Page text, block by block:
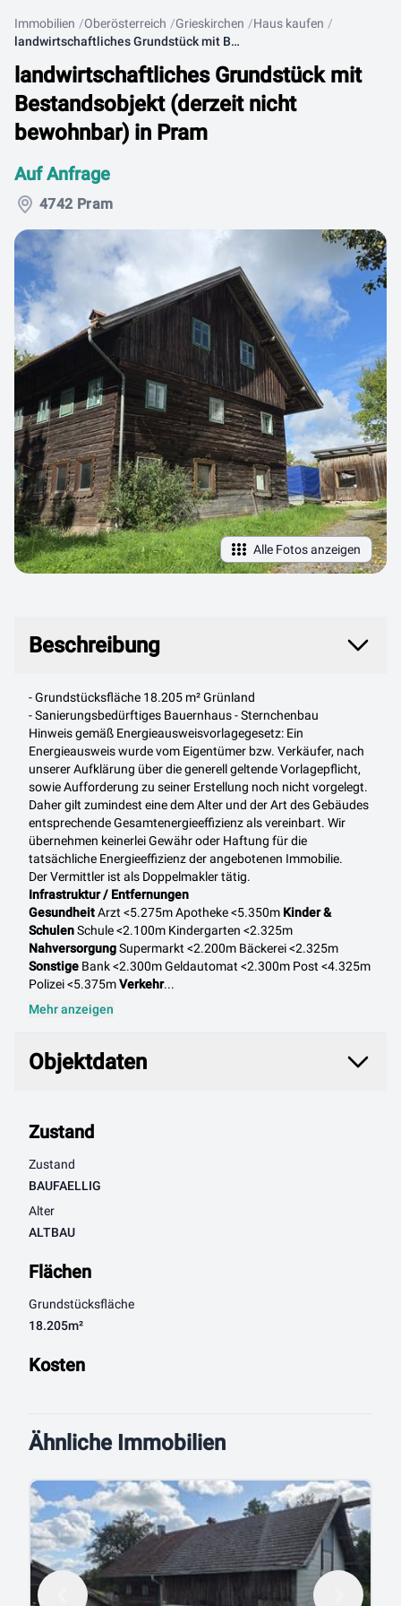
Immobilien Oberösterreich Grieskirchen
Haus kaufen
landwirtschaftliches Grundstück mit Bestandsobjekt (derzeit nicht bewohnbar) in Pram
landwirtschaftliches Grundstück mit
Bestandsobjekt (derzeit nicht
bewohnbar) in Pram
Auf Anfrage
4742 Pram
Alle Fotos anzeigen
Beschreibung
- Grundstücksfläche 18.205 m² Grünland
- Sanierungsbedürftiges Bauernhaus - Sternchenbau
Hinweis gemäß Energieausweisvorlagegesetz: Ein
Energieausweis wurde vom Eigentümer bzw. Verkäufer, nach
unserer Aufklärung über die generell geltende Vorlagepflicht,
sowie Aufforderung zu seiner Erstellung noch nicht vorgelegt.
Daher gilt zumindest eine dem Alter und der Art des Gebäudes
entsprechende Gesamtenergieeffizienz als vereinbart. Wir
übernehmen keinerlei Gewähr oder Haftung für die
tatsächliche Energieeffizienz der angebotenen Immobilie.
Der Vermittler ist als Doppelmakler tätig.
Infrastruktur / Entfernungen
GesundheitArzt <5.275m Apotheke <5.350m Kinder &
SchulenSchule <2.100m Kindergarten <2.325m
NahversorgungSupermarkt <2.200m Bäckerei <2.325m
Sonstige Bank <2.300m Geldautomat <2.300m Post <4.325m
Polizei <5.375mVerkehr...
Mehr anzeigen
Objektdaten
Zustand
Zustand
BAUFAELLIG
Alter
ALTBAU
Flächen
Grundstücksfläche
18.205m²
Kosten
Ähnliche Immobilien